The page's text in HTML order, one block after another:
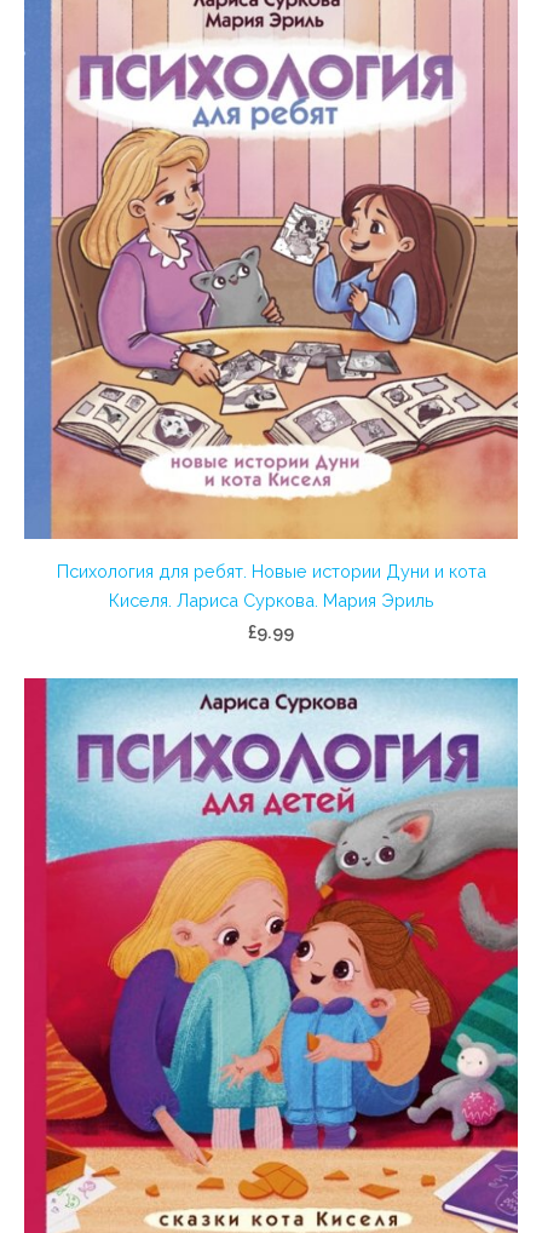
Психология для ребят. Новые истории Дуни и кота
Киселя. Лариса Суркова. Мария Эриль
£9.99